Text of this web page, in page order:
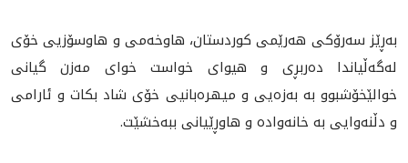
به‌ڕێز سه‌رۆكى هه‌رێمى كوردستان، هاوخه‌مى و هاوسۆزیی خۆی
له‌گه‌ڵیاندا ده‌ربڕی و هيواى خواست خواى مه‌زن گيانى
خوالێخۆشبوو به‌ به‌زه‌يى و ميهره‌بانيى خۆى شاد بكات و ئارامى
و دڵنه‌وايى به‌ خانەوادە و هاوڕێیانی ببه‌خشێت.